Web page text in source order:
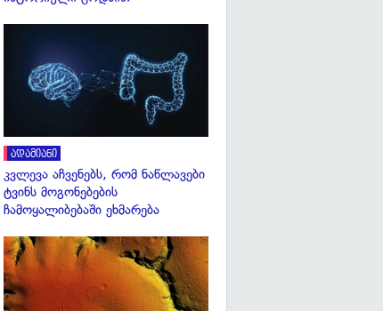
გადახედვა
ადამიანი
კვლევა აჩვენებს, რომ ნაწლავები
ტვინს მოგონებების
ჩამოყალიბებაში ეხმარება